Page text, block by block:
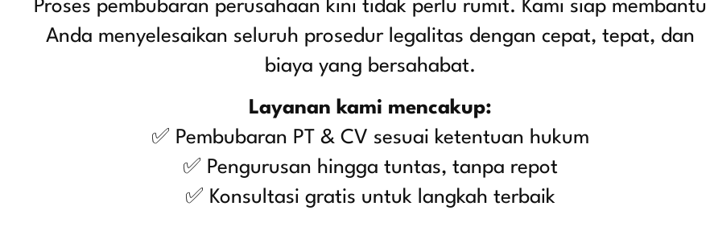
Proses pembubaran perusahaan kini tidak perlu rumit. Kami siap membantu
Anda menyelesaikan seluruh prosedur legalitas dengan cepat, tepat, dan
biaya yang bersahabat.
Layanan kami mencakup:
✅ Pembubaran PT & CV sesuai ketentuan hukum
✅ Pengurusan hingga tuntas, tanpa repot
✅ Konsultasi gratis untuk langkah terbaik